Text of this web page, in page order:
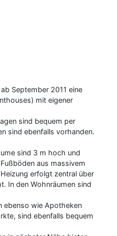
September 2011 eine
mit eigener
sind bequem per
sind ebenfalls vorhanden.
sind 3 m hoch und
aus massivem
erfolgt zentral über
In den Wohnräumen sind
ebenso wie Apotheken
sind ebenfalls bequem